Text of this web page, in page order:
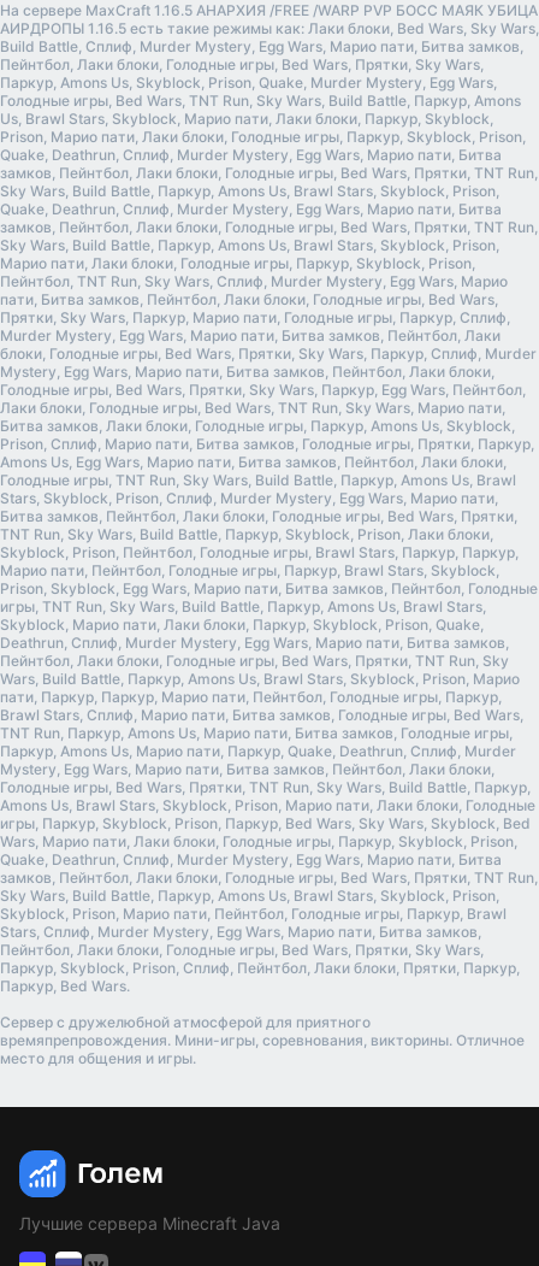
На сервере MaxCraft 1.16.5 АНАРХИЯ /FREE /WARP PVP БОСС МАЯК УБИЦА
АИРДРОПЫ 1.16.5 есть такие режимы как: Лаки блоки, Bed Wars, Sky Wars,
Build Battle, Сплиф, Murder Mystery, Egg Wars, Марио пати, Битва замков,
Пейнтбол, Лаки блоки, Голодные игры, Bed Wars, Прятки, Sky Wars,
Паркур, Amons Us, Skyblock, Prison, Quake, Murder Mystery, Egg Wars,
Голодные игры, Bed Wars, TNT Run, Sky Wars, Build Battle, Паркур, Amons
Us, Brawl Stars, Skyblock, Марио пати, Лаки блоки, Паркур, Skyblock,
Prison, Марио пати, Лаки блоки, Голодные игры, Паркур, Skyblock, Prison,
Quake, Deathrun, Сплиф, Murder Mystery, Egg Wars, Марио пати, Битва
замков, Пейнтбол, Лаки блоки, Голодные игры, Bed Wars, Прятки, TNT Run,
Sky Wars, Build Battle, Паркур, Amons Us, Brawl Stars, Skyblock, Prison,
Quake, Deathrun, Сплиф, Murder Mystery, Egg Wars, Марио пати, Битва
замков, Пейнтбол, Лаки блоки, Голодные игры, Bed Wars, Прятки, TNT Run,
Sky Wars, Build Battle, Паркур, Amons Us, Brawl Stars, Skyblock, Prison,
Марио пати, Лаки блоки, Голодные игры, Паркур, Skyblock, Prison,
Пейнтбол, TNT Run, Sky Wars, Сплиф, Murder Mystery, Egg Wars, Марио
пати, Битва замков, Пейнтбол, Лаки блоки, Голодные игры, Bed Wars,
Прятки, Sky Wars, Паркур, Марио пати, Голодные игры, Паркур, Сплиф,
Murder Mystery, Egg Wars, Марио пати, Битва замков, Пейнтбол, Лаки
блоки, Голодные игры, Bed Wars, Прятки, Sky Wars, Паркур, Сплиф, Murder
Mystery, Egg Wars, Марио пати, Битва замков, Пейнтбол, Лаки блоки,
Голодные игры, Bed Wars, Прятки, Sky Wars, Паркур, Egg Wars, Пейнтбол,
Лаки блоки, Голодные игры, Bed Wars, TNT Run, Sky Wars, Марио пати,
Битва замков, Лаки блоки, Голодные игры, Паркур, Amons Us, Skyblock,
Prison, Сплиф, Марио пати, Битва замков, Голодные игры, Прятки, Паркур,
Amons Us, Egg Wars, Марио пати, Битва замков, Пейнтбол, Лаки блоки,
Голодные игры, TNT Run, Sky Wars, Build Battle, Паркур, Amons Us, Brawl
Stars, Skyblock, Prison, Сплиф, Murder Mystery, Egg Wars, Марио пати,
Битва замков, Пейнтбол, Лаки блоки, Голодные игры, Bed Wars, Прятки,
TNT Run, Sky Wars, Build Battle, Паркур, Skyblock, Prison, Лаки блоки,
Skyblock, Prison, Пейнтбол, Голодные игры, Brawl Stars, Паркур, Паркур,
Марио пати, Пейнтбол, Голодные игры, Паркур, Brawl Stars, Skyblock,
Prison, Skyblock, Egg Wars, Марио пати, Битва замков, Пейнтбол, Голодные
игры, TNT Run, Sky Wars, Build Battle, Паркур, Amons Us, Brawl Stars,
Skyblock, Марио пати, Лаки блоки, Паркур, Skyblock, Prison, Quake,
Deathrun, Сплиф, Murder Mystery, Egg Wars, Марио пати, Битва замков,
Пейнтбол, Лаки блоки, Голодные игры, Bed Wars, Прятки, TNT Run, Sky
Wars, Build Battle, Паркур, Amons Us, Brawl Stars, Skyblock, Prison, Марио
пати, Паркур, Паркур, Марио пати, Пейнтбол, Голодные игры, Паркур,
Brawl Stars, Сплиф, Марио пати, Битва замков, Голодные игры, Bed Wars,
TNT Run, Паркур, Amons Us, Марио пати, Битва замков, Голодные игры,
Паркур, Amons Us, Марио пати, Паркур, Quake, Deathrun, Сплиф, Murder
Mystery, Egg Wars, Марио пати, Битва замков, Пейнтбол, Лаки блоки,
Голодные игры, Bed Wars, Прятки, TNT Run, Sky Wars, Build Battle, Паркур,
Amons Us, Brawl Stars, Skyblock, Prison, Марио пати, Лаки блоки, Голодные
игры, Паркур, Skyblock, Prison, Паркур, Bed Wars, Sky Wars, Skyblock, Bed
Wars, Марио пати, Лаки блоки, Голодные игры, Паркур, Skyblock, Prison,
Quake, Deathrun, Сплиф, Murder Mystery, Egg Wars, Марио пати, Битва
замков, Пейнтбол, Лаки блоки, Голодные игры, Bed Wars, Прятки, TNT Run,
Sky Wars, Build Battle, Паркур, Amons Us, Brawl Stars, Skyblock, Prison,
Skyblock, Prison, Марио пати, Пейнтбол, Голодные игры, Паркур, Brawl
Stars, Сплиф, Murder Mystery, Egg Wars, Марио пати, Битва замков,
Пейнтбол, Лаки блоки, Голодные игры, Bed Wars, Прятки, Sky Wars,
Паркур, Skyblock, Prison, Сплиф, Пейнтбол, Лаки блоки, Прятки, Паркур,
Паркур, Bed Wars.
Сервер с дружелюбной атмосферой для приятного
времяпрепровождения. Мини-игры, соревнования, викторины. Отличное
место для общения и игры.
Лучшие сервера Minecraft Java